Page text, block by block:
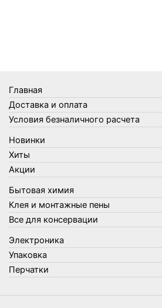
Товары для кухни
Товары для сада и огорода
Товары для туризма и отдыха
Упаковка
Утеплители и прочее
Фонари, лампы и удлинители
Хозяйственные товары
Швабры, стекломои, черенки и
Шнуры, веревки и шпагаты
Электроника
Элементы питания
Главная
Доставка и оплата
Условия безналичного расчета
Новинки
Хиты
Акции
Бытовая химия
Клея и монтажные пены
Все для консервации
Электроника
Упаковка
Перчатки